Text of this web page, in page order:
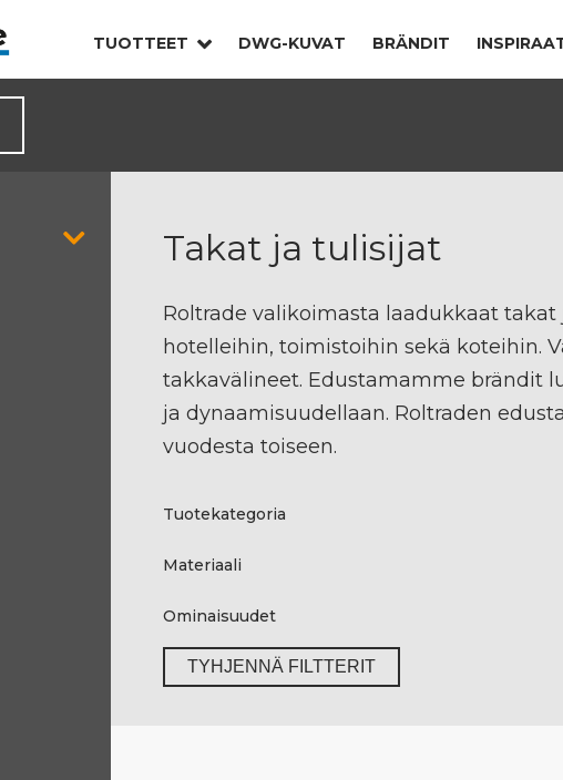
TUOTTEET DWG-KUVAT BRÄNDIT
Takat ja tulisijat
Roltrade valikoimasta laadukkaat
hotelleihin, toimistoihin sekä koteihin.
takkavälineet. Edustamamme brändit
ja dynaamisuudellaan. Roltraden
vuodesta toiseen.
Tuotekategoria
Materiaali
Ominaisuudet
TYHJENNÄ FILTTERIT